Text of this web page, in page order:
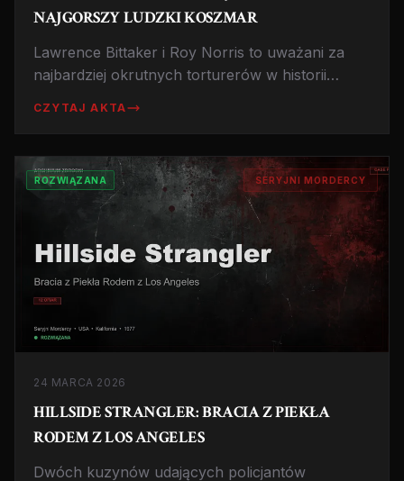
NAJGORSZY LUDZKI KOSZMAR
Lawrence Bittaker i Roy Norris to uważani za
najbardziej okrutnych torturerów w historii
zmieniła prawo karne USA.
CZYTAJ AKTA
ROZWIĄZANA SERYJNI MORDERCY
24 MARCA 2026
HILLSIDE STRANGLER: BRACIA Z PIEKŁA
RODEM Z LOS ANGELES
Dwóch kuzynów udających policjantów